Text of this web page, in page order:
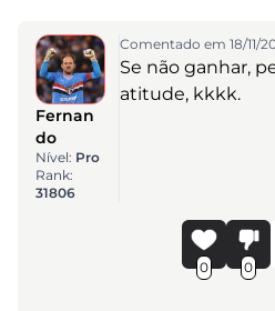
Fernan
do
Nível: Pro
Rank:
31806
Comentado em 18/11/
Se não ganhar,
atitude, kkkk.
0 0